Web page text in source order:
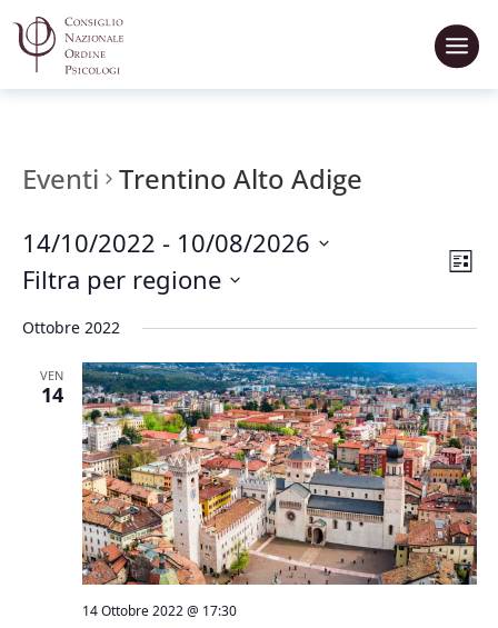
Eventi Trentino Alto Adige
List
14/10/2022 - 10/08/2026
Seleziona
data.
Filtra per regione
Ottobre 2022
VEN
14
14 Ottobre 2022 @ 17:30